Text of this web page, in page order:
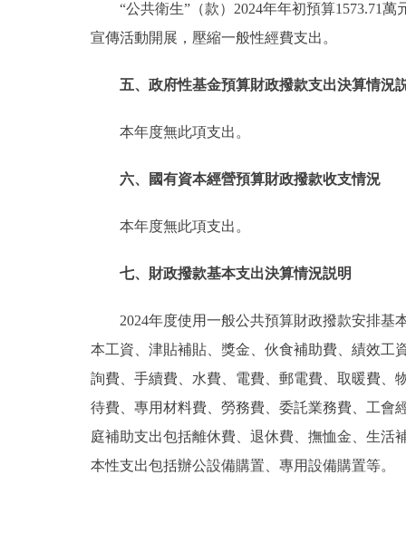
“公共衛生”（款）2024年年初預算1573.71
宣傳活動開展，壓縮一般性經費支出。
五、政府性基金預算財政撥款支出決算情況
本年度無此項支出。
六、國有資本經營預算財政撥款收支情況
本年度無此項支出。
七、財政撥款基本支出決算情況説明
2024年度使用一般公共預算財政撥款安排基
本工資、津貼補貼、獎金、伙食補助費、績效工
詢費、手續費、水費、電費、郵電費、取暖費、
待費、專用材料費、勞務費、委託業務費、工會
庭補助支出包括離休費、退休費、撫恤金、生活
本性支出包括辦公設備購置、專用設備購置等。